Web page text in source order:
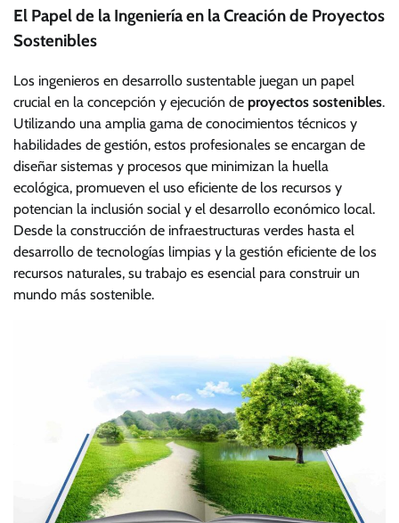
El Papel de la Ingeniería en la Creación de Proyectos
Sostenibles
Los ingenieros en desarrollo sustentable juegan un papel
crucial en la concepción y ejecución de proyectos sostenibles.
Utilizando una amplia gama de conocimientos técnicos y
habilidades de gestión, estos profesionales se encargan de
diseñar sistemas y procesos que minimizan la huella
ecológica, promueven el uso eficiente de los recursos y
potencian la inclusión social y el desarrollo económico local.
Desde la construcción de infraestructuras verdes hasta el
desarrollo de tecnologías limpias y la gestión eficiente de los
recursos naturales, su trabajo es esencial para construir un
mundo más sostenible.